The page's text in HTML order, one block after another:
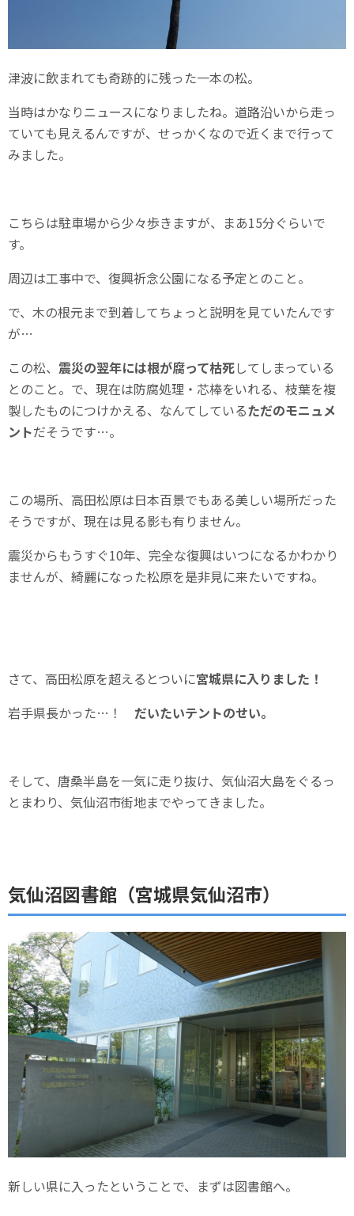
津波に飲まれても奇跡的に残った一本の松。
当時はかなりニュースになりましたね。道路沿いから走っ
ていても見えるんですが、せっかくなので近くまで行って
みました。
こちらは駐車場から少々歩きますが、まあ15分ぐらいで
す。
周辺は工事中で、復興祈念公園になる予定とのこと。
で、木の根元まで到着してちょっと説明を見ていたんです
が…
この松、 震災の翌年には根が腐って枯死してしまっている
とのこと。で、現在は防腐処理・芯棒をいれる、枝葉を複
製したものにつけかえる、なんてしているただのモニュメ
ントだそうです…。
この場所、高田松原は日本百景でもある美しい場所だった
そうですが、現在は見る影も有りません。
震災からもうすぐ10年、完全な復興はいつになるかわかり
ませんが、綺麗になった松原を是非見に来たいですね。
さて、高田松原を超えるとついに宮城県に入りました！
岩手県長かった…！ だいたいテントのせい。
そして、唐桑半島を一気に走り抜け、気仙沼大島をぐるっ
とまわり、気仙沼市街地までやってきました。
気仙沼図書館（宮城県気仙沼市）
新しい県に入ったということで、まずは図書館へ。